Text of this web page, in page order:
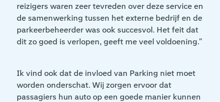
reizigers waren zeer tevreden over deze service en
de samenwerking tussen het externe bedrijf en de
parkeerbeheerder was ook succesvol. Het feit dat
dit zo goed is verlopen, geeft me veel voldoening.”
Ik vind ook dat de invloed van Parking niet moet
worden onderschat. Wij zorgen ervoor dat
passagiers hun auto op een goede manier kunnen